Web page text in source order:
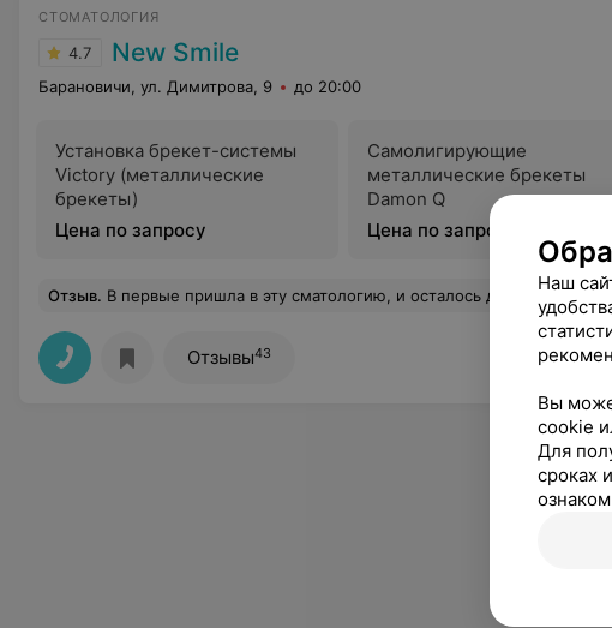
СТОМАТОЛОГИЯ
4.7 New Smile
Барановичи, ул. Димитрова, 9 до 20:00
Установка брекет-системы
Victory (металлические
брекеты)
Цена по запросу
Самолигирующие
металлические брекеты
Damon Q
Цена по запросу
Отзыв. В первые пришла в эту сматологию, и осталось давольна,хотя процедуры не очень приятные, Шестак Юля очень вежливый человек, умеет
Отзывы43
Наш
Вы
cookie
Для
сроках